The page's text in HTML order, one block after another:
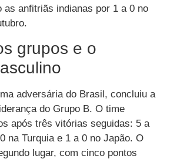
as anfitriãs indianas por 1 a 0 no
grupos e o
adversária do Brasil, concluiu a
do Grupo B. O time
após três vitórias seguidas: 5 a
na Turquia e 1 a 0 no Japão. O
lugar, com cinco pontos